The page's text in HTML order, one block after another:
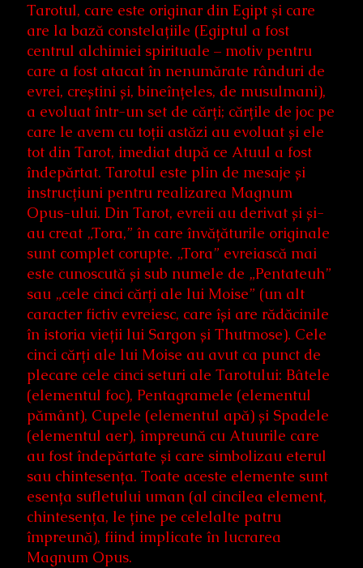
Tarotul, care este originar din Egipt și care
are la bază constelațiile (Egiptul a fost
centrul alchimiei spirituale – motiv pentru
care a fost atacat în nenumărate rânduri de
evrei, creștini și, bineînțeles, de musulmani),
a evoluat într-un set de cărți; cărțile de joc pe
care le avem cu toții astăzi au evoluat și ele
tot din Tarot, imediat după ce Atuul a fost
îndepărtat. Tarotul este plin de mesaje și
instrucțiuni pentru realizarea Magnum
Opus-ului. Din Tarot, evreii au derivat și și-
au creat „Tora,” în care învățăturile originale
sunt complet corupte. „Tora” evreiască mai
este cunoscută și sub numele de „Pentateuh”
sau „cele cinci cărți ale lui Moise” (un alt
caracter fictiv evreiesc, care își are rădăcinile
în istoria vieții lui Sargon și Thutmose). Cele
cinci cărți ale lui Moise au avut ca punct de
plecare cele cinci seturi ale Tarotului: Bâtele
(elementul foc), Pentagramele (elementul
pământ), Cupele (elementul apă) și Spadele
(elementul aer), împreună cu Atuurile care
au fost îndepărtate și care simbolizau eterul
sau chintesența. Toate aceste elemente sunt
esența sufletului uman (al cincilea element,
chintesența, le ține pe celelalte patru
împreună), fiind implicate în lucrarea
Magnum Opus.